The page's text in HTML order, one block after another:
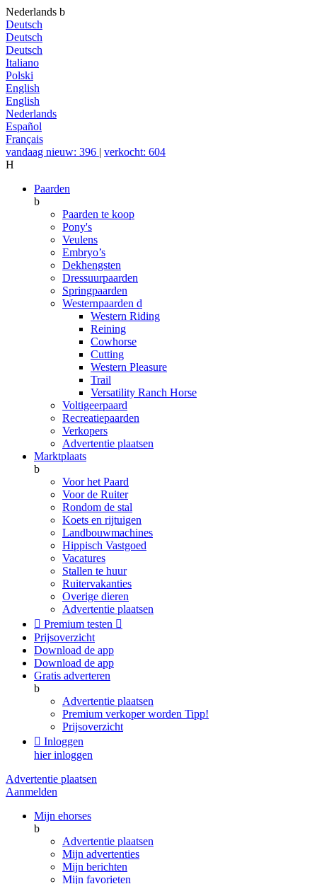
Nederlands b
Deutsch
Deutsch
Deutsch
Italiano
Polski
English
English
Nederlands
Español
Français
vandaag nieuw: 396 | verkocht: 604
H
Paarden
b
Paarden te koop
Pony's
Veulens
Embryo’s
Dekhengsten
Dressuurpaarden
Springpaarden
Westernpaarden d
Western Riding
Reining
Cowhorse
Cutting
Western Pleasure
Trail
Versatility Ranch Horse
Voltigeerpaard
Recreatiepaarden
Verkopers
Advertentie plaatsen
Marktplaats
b
Voor het Paard
Voor de Ruiter
Rondom de stal
Koets en rijtuigen
Landbouwmachines
Hippisch Vastgoed
Vacatures
Stallen te huur
Ruitervakanties
Overige dieren
Advertentie plaatsen
 Premium testen 
Prijsoverzicht
Download de app
Download de app
Gratis adverteren
b
Advertentie plaatsen
Premium verkoper worden Tipp!
Prijsoverzicht
 Inloggen
hier inloggen
Advertentie plaatsen
Aanmelden
Mijn ehorses
b
Advertentie plaatsen
Mijn advertenties
Mijn berichten
Mijn favorieten